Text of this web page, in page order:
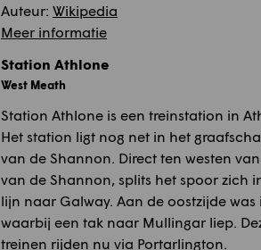
Auteur: Wikipedia
Meer informatie
Station Athlone
West Meath
Station Athlone is een treinstation in
Het station ligt nog net in het
van de Shannon. Direct ten westen
van de Shannon, splits het spoor zich
lijn naar Galway. Aan de oostzijde
waarbij een tak naar Mullingar liep.
treinen rijden nu via Portarlington.